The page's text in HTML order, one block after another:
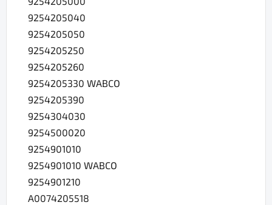
9254205040
9254205050
9254205250
9254205260
9254205330 WABCO
9254205390
9254304030
9254500020
9254901010
9254901010 WABCO
9254901210
A0074205518